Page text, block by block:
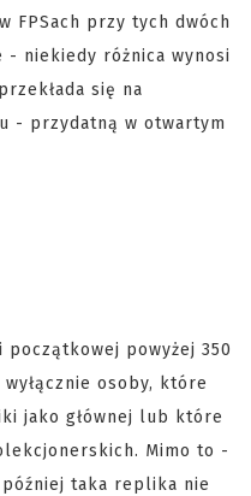
FPSach przy tych dwóch
- niekiedy różnica wynosi
się na
- przydatną w otwartym
powyżej 350
osoby, które
jako głównej lub które
Mimo to -
taka replika nie